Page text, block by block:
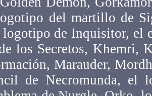
del martillo de
de Inquisitor, el
los Secretos, Khemri,
Marauder,
de Necromunda, el